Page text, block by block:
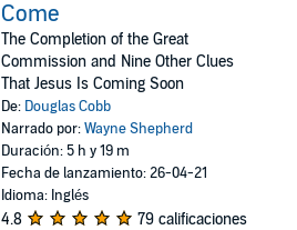
Come
The Completion of the Great
Commission and Nine Other Clues
That Jesus Is Coming Soon
De: Douglas Cobb
Narrado por:Wayne Shepherd
Duración: 5 h y 19 m
Fecha de lanzamiento: 26-04-21
Idioma: Inglés
4.8 79 calificaciones